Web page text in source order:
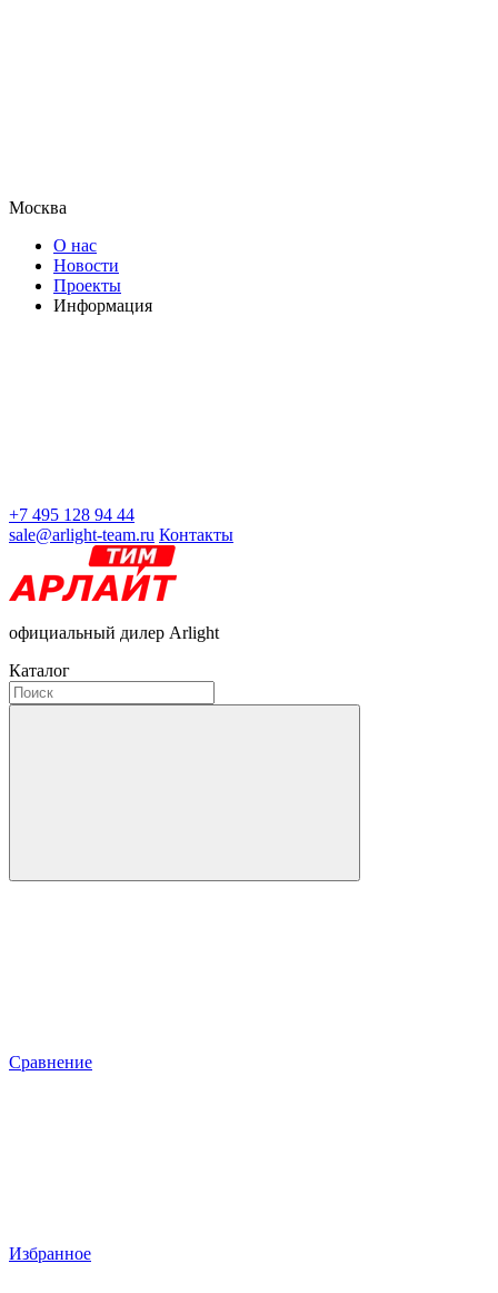
Москва
О нас
Новости
Проекты
Информация
+7 495 128 94 44
sale@arlight-team.ru Контакты
официальный дилер Arlight
Каталог
Сравнение
Избранное